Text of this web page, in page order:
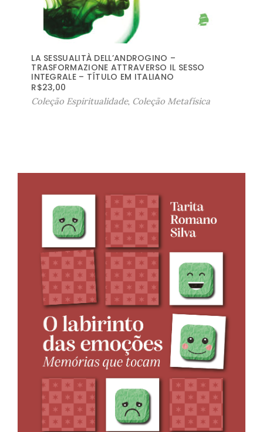
LA SESSUALITÀ DELL’ANDROGINO –
TRASFORMAZIONE ATTRAVERSO IL SESSO
INTEGRALE – TÍTULO EM ITALIANO
R$23,00
Coleção Espiritualidade, Coleção Metafísica